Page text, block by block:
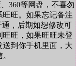
360等网盘，不喜勿
旺。如果忘记备注
通，后期如想修改可
旺，如果旺旺未登
到你手机里面，大